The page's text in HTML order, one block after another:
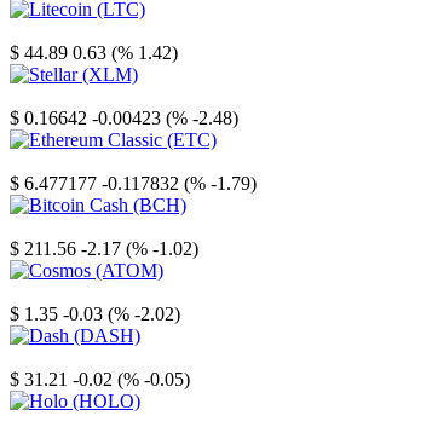
$ 44.89 0.63 (% 1.42)
$ 0.16642 -0.00423 (% -2.48)
$ 6.477177 -0.117832 (% -1.79)
$ 211.56 -2.17 (% -1.02)
$ 1.35 -0.03 (% -2.02)
$ 31.21 -0.02 (% -0.05)